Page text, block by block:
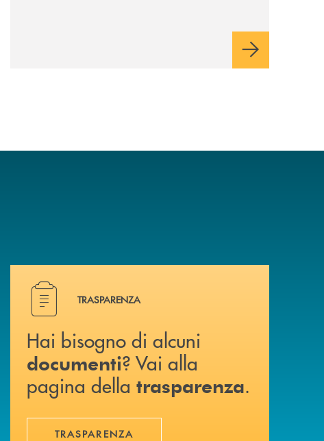
problemi, l’interazione e il coinvolgimento
Hai bisogno di alcuni documenti ? Vai alla pagina della
TRASPARENZA
Hai bisogno di alcuni
documenti? Vai alla
pagina della trasparenza.
TRASPARENZA